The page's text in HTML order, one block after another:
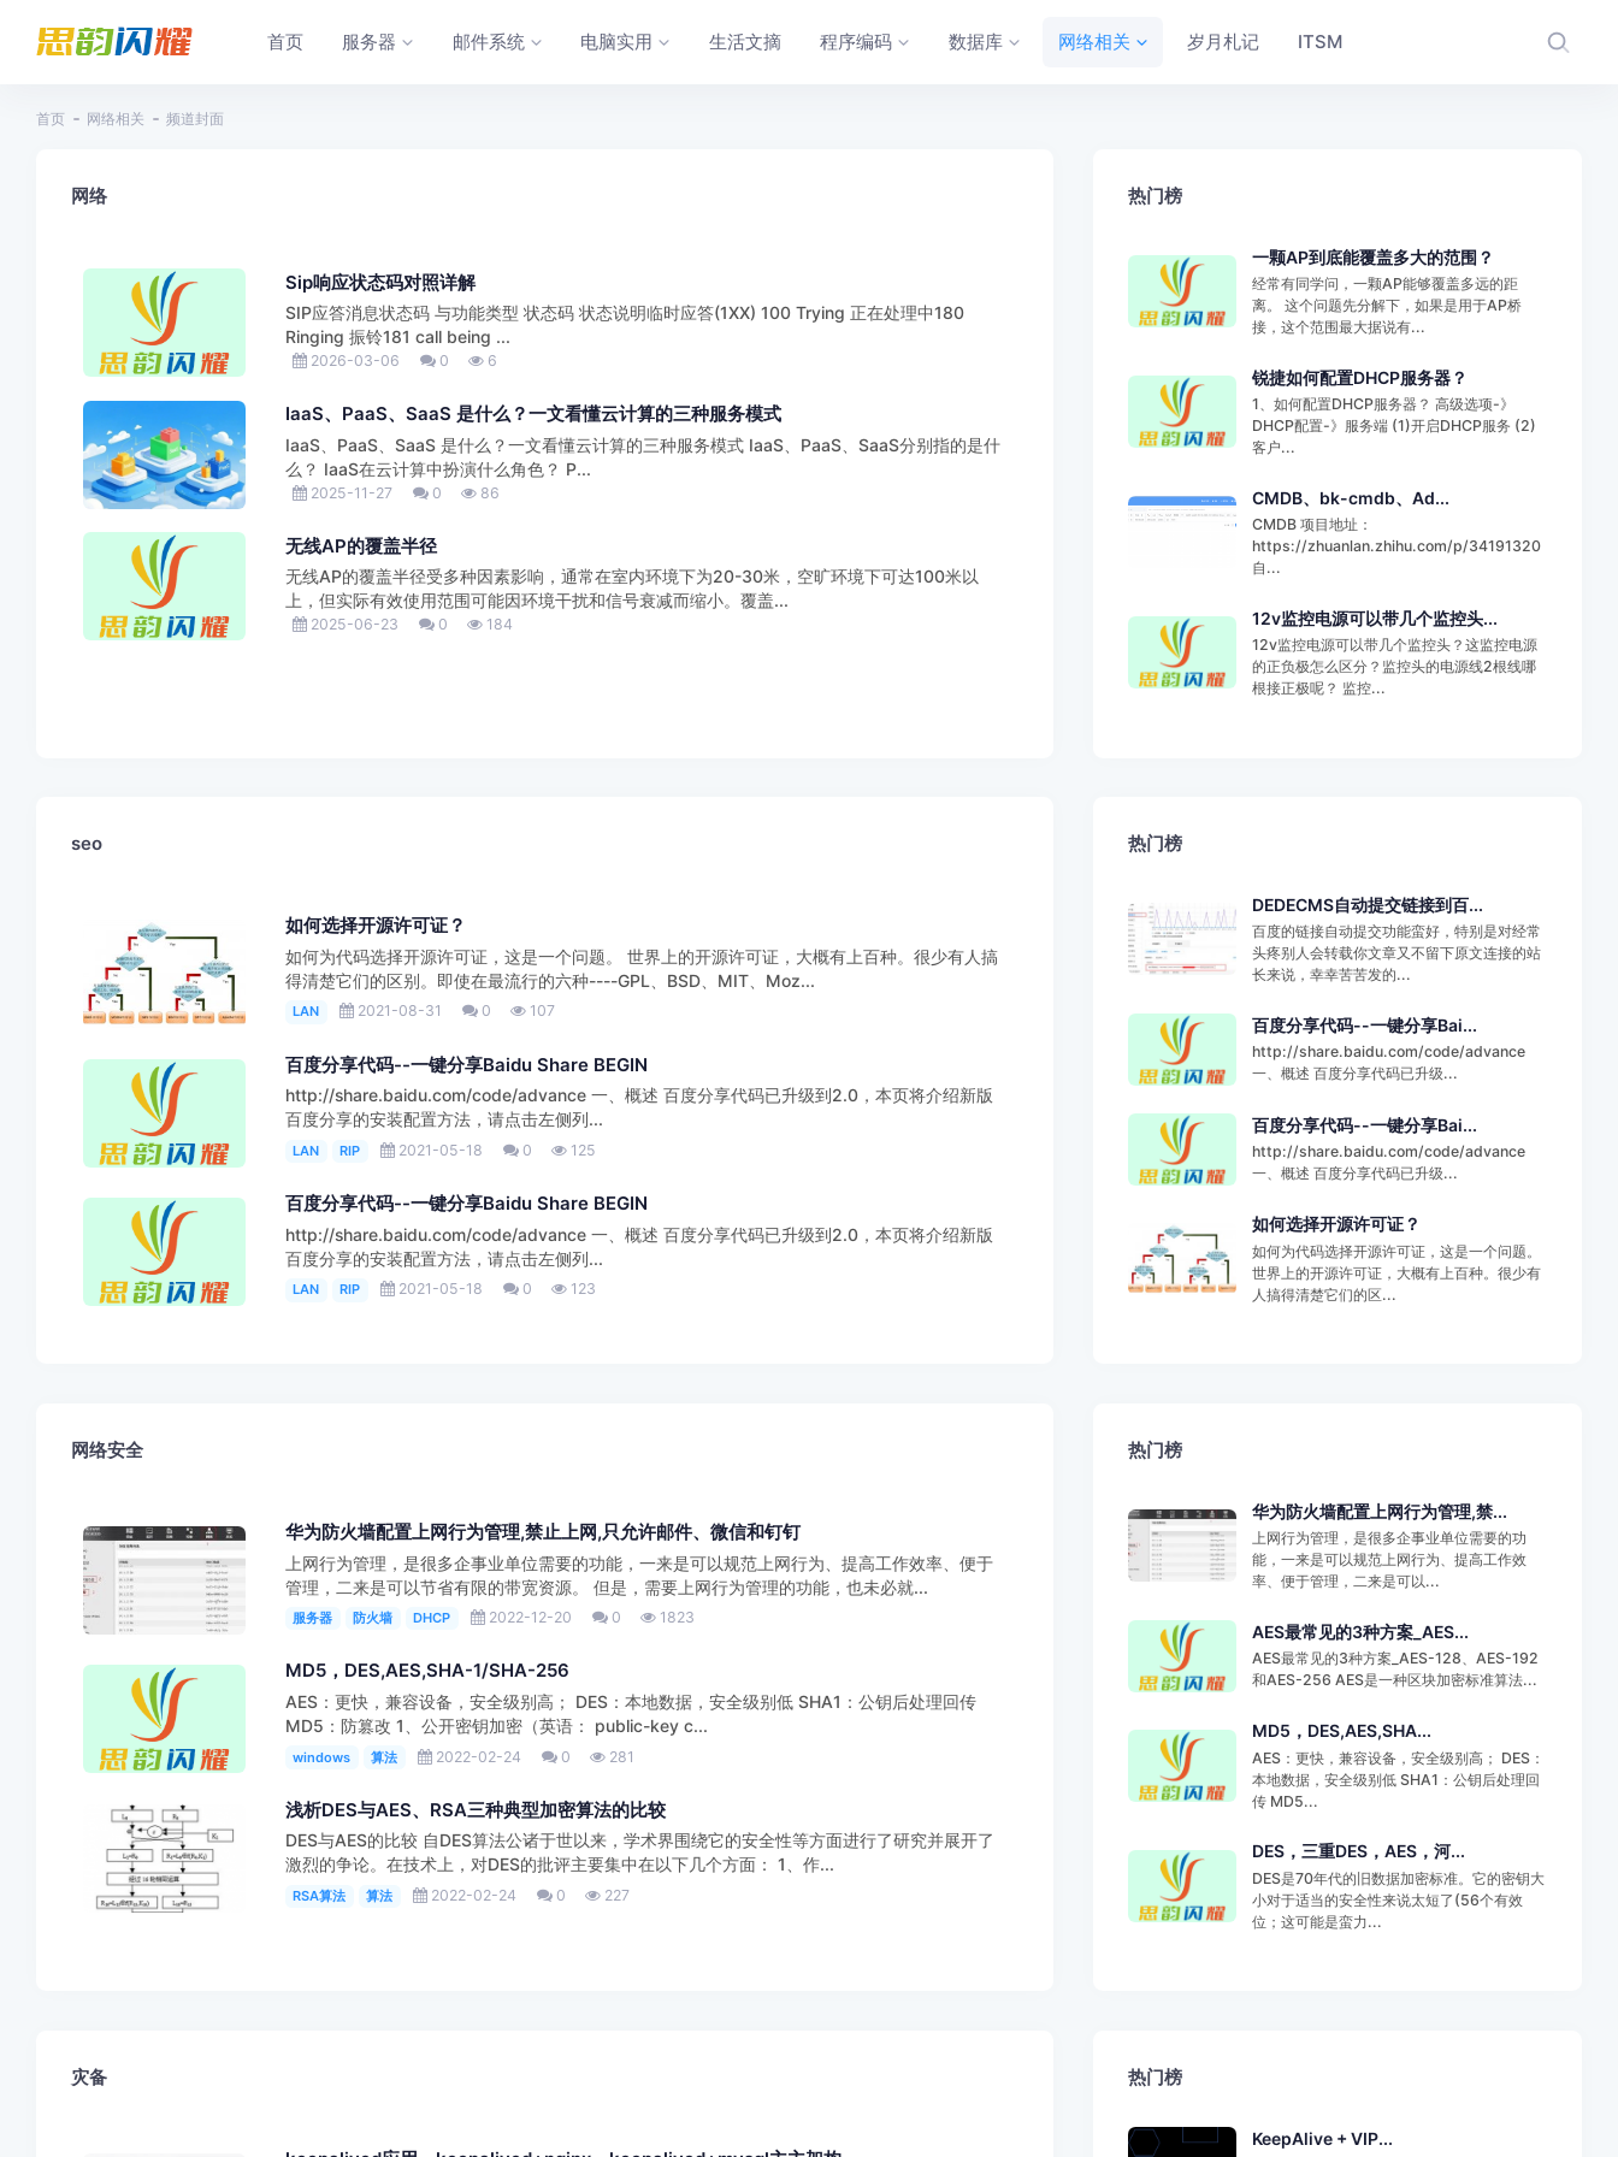
首页 服务器 邮件系统 电脑实用 生活文摘 程序编码 数据库 网络相关 岁月札记 ITSM
首页 网络相关 频道封面
网络
Sip响应状态码对照详解
SIP应答消息状态码 与功能类型 状态码 状态说明临时应答(1XX) 100 Trying 正在处理中180
Ringing 振铃181 call being ...
2026-03-06 0 6
IaaS、PaaS、SaaS 是什么？一文看懂云计算的三种服务模式
IaaS、PaaS、SaaS 是什么？一文看懂云计算的三种服务模式 IaaS、PaaS、SaaS分别指的是什
么？ IaaS在云计算中扮演什么角色？ P...
2025-11-27 0 86
无线AP的覆盖半径
无线AP的覆盖半径受多种因素影响，通常在室内环境下为20-30米，空旷环境下可达100米以
上，但实际有效使用范围可能因环境干扰和信号衰减而缩小‌。‌‌‌‌‌覆盖...
2025-06-23 0 184
热门榜
一颗AP到底能覆盖多大的范围？
经常有同学问，一颗AP能够覆盖多远的距
离。 这个问题先分解下，如果是用于AP桥
接，这个范围最大据说有...
锐捷如何配置DHCP服务器？
1、如何配置DHCP服务器？ 高级选项-》
DHCP配置-》服务端 (1)开启DHCP服务 (2)
客户...
CMDB、bk-cmdb、Ad...
CMDB 项目地址：
https://zhuanlan.zhihu.com/p/34191320
自...
12v监控电源可以带几个监控头...
12v监控电源可以带几个监控头？这监控电源
的正负极怎么区分？监控头的电源线2根线哪
根接正极呢？ 监控...
seo
如何选择开源许可证？
如何为代码选择开源许可证，这是一个问题。 世界上的开源许可证，大概有上百种。很少有人搞
得清楚它们的区别。即使在最流行的六种----GPL、BSD、MIT、Moz...
LAN 2021-08-31 0 107
百度分享代码--一键分享Baidu Share BEGIN
http://share.baidu.com/code/advance 一、概述 百度分享代码已升级到2.0，本页将介绍新版
百度分享的安装配置方法，请点击左侧列...
LAN RIP 2021-05-18 0 125
百度分享代码--一键分享Baidu Share BEGIN
http://share.baidu.com/code/advance 一、概述 百度分享代码已升级到2.0，本页将介绍新版
百度分享的安装配置方法，请点击左侧列...
LAN RIP 2021-05-18 0 123
热门榜
DEDECMS自动提交链接到百...
百度的链接自动提交功能蛮好，特别是对经常
头疼别人会转载你文章又不留下原文连接的站
长来说，幸幸苦苦发的...
百度分享代码--一键分享Bai...
http://share.baidu.com/code/advance
一、概述 百度分享代码已升级...
百度分享代码--一键分享Bai...
http://share.baidu.com/code/advance
一、概述 百度分享代码已升级...
如何选择开源许可证？
如何为代码选择开源许可证，这是一个问题。
世界上的开源许可证，大概有上百种。很少有
人搞得清楚它们的区...
网络安全
华为防火墙配置上网行为管理,禁止上网,只允许邮件、微信和钉钉
上网行为管理，是很多企事业单位需要的功能，一来是可以规范上网行为、提高工作效率、便于
管理，二来是可以节省有限的带宽资源。 但是，需要上网行为管理的功能，也未必就...
服务器 防火墙 DHCP 2022-12-20 0 1823
MD5，DES,AES,SHA-1/SHA-256
AES：更快，兼容设备，安全级别高； DES：本地数据，安全级别低 SHA1：公钥后处理回传
MD5：防篡改 1、公开密钥加密（英语： public-key c...
windows 算法 2022-02-24 0 281
浅析DES与AES、RSA三种典型加密算法的比较
DES与AES的比较 自DES算法公诸于世以来，学术界围绕它的安全性等方面进行了研究并展开了
激烈的争论。在技术上，对DES的批评主要集中在以下几个方面： 1、作...
RSA算法 算法 2022-02-24 0 227
热门榜
华为防火墙配置上网行为管理,禁...
上网行为管理，是很多企事业单位需要的功
能，一来是可以规范上网行为、提高工作效
率、便于管理，二来是可以...
AES最常见的3种方案_AES...
AES最常见的3种方案_AES-128、AES-192
和AES-256 AES是一种区块加密标准算法...
MD5，DES,AES,SHA...
AES：更快，兼容设备，安全级别高； DES：
本地数据，安全级别低 SHA1：公钥后处理回
传 MD5...
DES，三重DES，AES，河...
DES是70年代的旧数据加密标准。它的密钥大
小对于适当的安全性来说太短了(56个有效
位；这可能是蛮力...
灾备 热门榜
KeepAlive + VIP...